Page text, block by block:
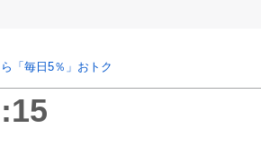
「毎日5％」おトク